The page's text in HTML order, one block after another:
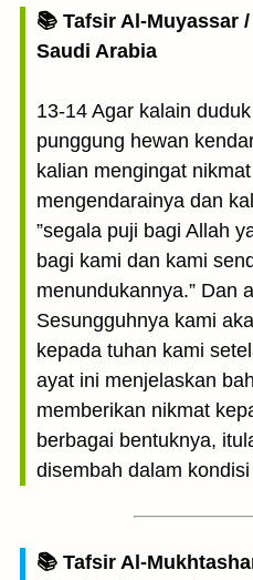
📚 Tafsir Al-Muyassar
Saudi Arabia
13-14 Agar kalain
punggung hewan
kalian mengingat
mengendarainya dan
”segala puji bagi Allah
bagi kami dan kami
menundukannya.” Dan
Sesungguhnya kami
kepada tuhan kami
ayat ini menjelaskan
memberikan nikmat
berbagai bentuknya,
disembah dalam
📚 Tafsir Al-